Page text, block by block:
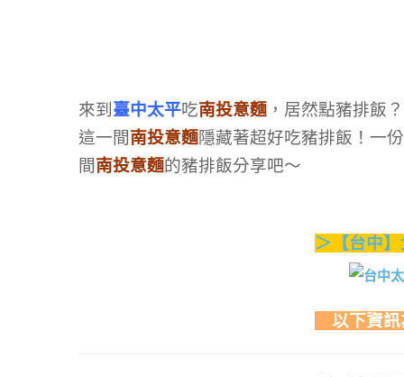
來到 臺中太平吃南投意麵 ，居然點豬排飯
這一間南投意麵隱藏著超好吃豬排飯！一
間南投意麵的豬排飯分享吧～
＞【台中
以下資訊